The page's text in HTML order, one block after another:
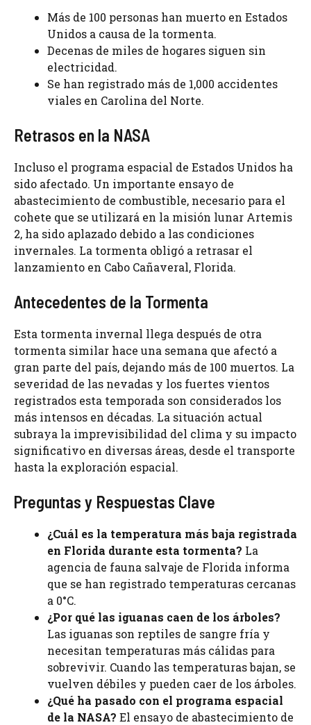
Más de 100 personas han muerto en Estados
Unidos a causa de la tormenta.
Decenas de miles de hogares siguen sin
electricidad.
Se han registrado más de 1,000 accidentes
viales en Carolina del Norte.
Retrasos en la NASA
Incluso el programa espacial de Estados Unidos ha
sido afectado. Un importante ensayo de
abastecimiento de combustible, necesario para el
cohete que se utilizará en la misión lunar Artemis
2, ha sido aplazado debido a las condiciones
invernales. La tormenta obligó a retrasar el
lanzamiento en Cabo Cañaveral, Florida.
Antecedentes de la Tormenta
Esta tormenta invernal llega después de otra
tormenta similar hace una semana que afectó a
gran parte del país, dejando más de 100 muertos. La
severidad de las nevadas y los fuertes vientos
registrados esta temporada son considerados los
más intensos en décadas. La situación actual
subraya la imprevisibilidad del clima y su impacto
significativo en diversas áreas, desde el transporte
hasta la exploración espacial.
Preguntas y Respuestas Clave
¿Cuál es la temperatura más baja registrada
en Florida durante esta tormenta? La
agencia de fauna salvaje de Florida informa
que se han registrado temperaturas cercanas
a 0°C.
¿Por qué las iguanas caen de los árboles?
Las iguanas son reptiles de sangre fría y
necesitan temperaturas más cálidas para
sobrevivir. Cuando las temperaturas bajan, se
vuelven débiles y pueden caer de los árboles.
¿Qué ha pasado con el programa espacial
de la NASA? El ensayo de abastecimiento de